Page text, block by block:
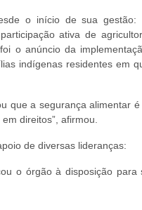
o início de sua
ativa de
o anúncio da
indígenas residentes em
que a segurança alimentar
direitos”, afirmou.
de diversas lideranças:
o órgão à disposição